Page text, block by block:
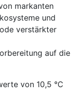
markanten
und
verstärkter
auf die
von 10,5 °C